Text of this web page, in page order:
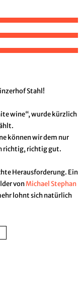
Stahl!
wine“, wurde kürzlich
können wir dem nur
richtig, richtig gut.
Herausforderung. Ein
vonMichael Stephan
lohnt sich natürlich